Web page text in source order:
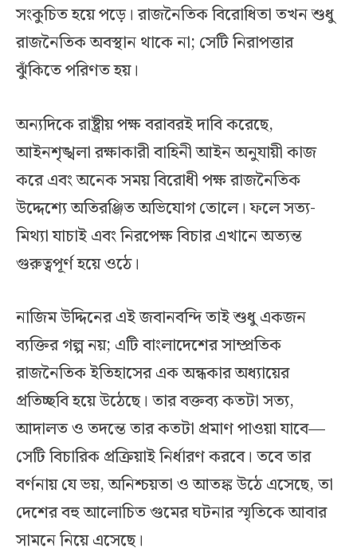
সংকুচিত হয়ে পড়ে। রাজনৈতিক বিরোধিতা তখন শুধু
রাজনৈতিক অবস্থান থাকে না; সেটি নিরাপত্তার
ঝুঁকিতে পরিণত হয়।
অন্যদিকে রাষ্ট্রীয় পক্ষ বরাবরই দাবি করেছে,
আইনশৃঙ্খলা রক্ষাকারী বাহিনী আইন অনুযায়ী কাজ
করে এবং অনেক সময় বিরোধী পক্ষ রাজনৈতিক
উদ্দেশ্যে অতিরঞ্জিত অভিযোগ তোলে। ফলে সত্য-
মিথ্যা যাচাই এবং নিরপেক্ষ বিচার এখানে অত্যন্ত
গুরুত্বপূর্ণ হয়ে ওঠে।
নাজিম উদ্দিনের এই জবানবন্দি তাই শুধু একজন
ব্যক্তির গল্প নয়; এটি বাংলাদেশের সাম্প্রতিক
রাজনৈতিক ইতিহাসের এক অন্ধকার অধ্যায়ের
প্রতিচ্ছবি হয়ে উঠেছে। তার বক্তব্য কতটা সত্য,
আদালত ও তদন্তে তার কতটা প্রমাণ পাওয়া যাবে—
সেটি বিচারিক প্রক্রিয়াই নির্ধারণ করবে। তবে তার
বর্ণনায় যে ভয়, অনিশ্চয়তা ও আতঙ্ক উঠে এসেছে, তা
দেশের বহু আলোচিত গুমের ঘটনার স্মৃতিকে আবার
সামনে নিয়ে এসেছে।